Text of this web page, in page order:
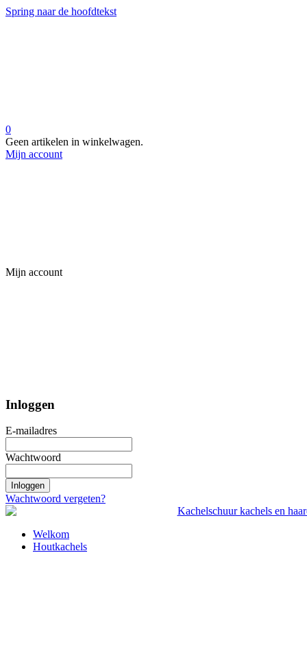
Spring naar de hoofdtekst
0
Geen artikelen in winkelwagen.
Mijn account
Mijn account
Inloggen
E-mailadres
Wachtwoord
Inloggen
Wachtwoord vergeten?
Welkom
Houtkachels